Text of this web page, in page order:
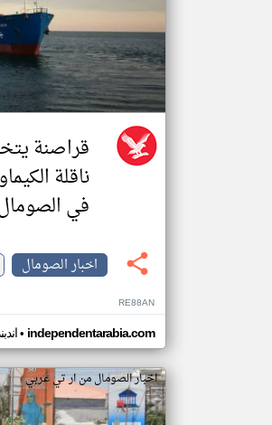
قراصنة
ناقلة
في
اخبار الصومال
RE88AN
• independentarabia.com
اخبار الصومال من ار تي عربي